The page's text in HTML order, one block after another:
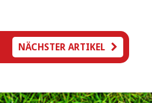
NÄCHSTER ARTIKEL